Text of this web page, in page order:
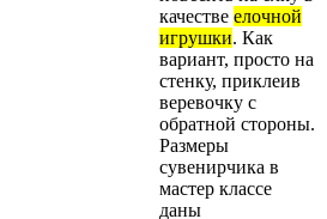
качестве елочной
игрушки. Как
вариант, просто на
стенку, приклеив
веревочку с
обратной стороны.
Размеры
сувенирчика в
мастер классе
даны